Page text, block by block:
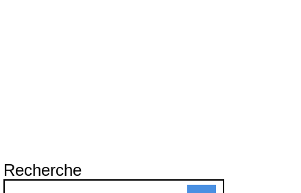
Recherche